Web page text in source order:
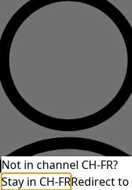
Not in channel CH-FR?
Stay in CH-FRRedirect to